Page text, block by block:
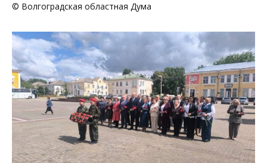
© Волгоградская областная Дума